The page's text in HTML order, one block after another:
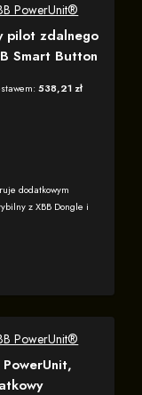
PowerUnit®
pilot zdalnego
Smart Button
538,21 zł
dodatkowym
z XBB Dongle i
PowerUnit®